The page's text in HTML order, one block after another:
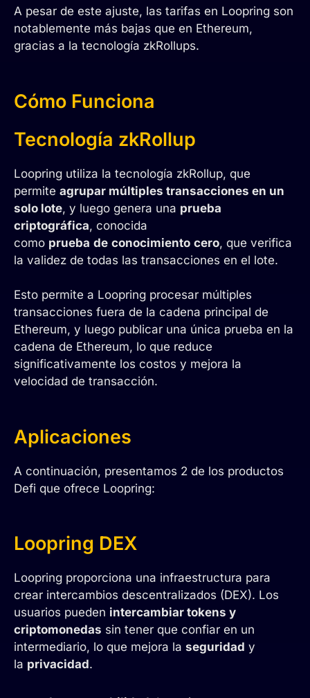
A pesar de este ajuste, las tarifas en Loopring son
notablemente más bajas que en Ethereum,
gracias a la tecnología zkRollups.
Cómo Funciona
Tecnología zkRollup
Loopring utiliza la tecnología zkRollup, que
permite agrupar múltiples transacciones en un
solo lote, y luego genera una prueba
criptográfica, conocida
como prueba de conocimiento cero, que verifica
la validez de todas las transacciones en el lote.
Esto permite a Loopring procesar múltiples
transacciones fuera de la cadena principal de
Ethereum, y luego publicar una única prueba en la
cadena de Ethereum, lo que reduce
significativamente los costos y mejora la
velocidad de transacción.
Aplicaciones
A continuación, presentamos 2 de los productos
Defi que ofrece Loopring:
Loopring DEX
Loopring proporciona una infraestructura para
crear intercambios descentralizados (DEX). Los
usuarios pueden intercambiar tokens y
criptomonedas sin tener que confiar en un
intermediario, lo que mejora la seguridad y
la privacidad.